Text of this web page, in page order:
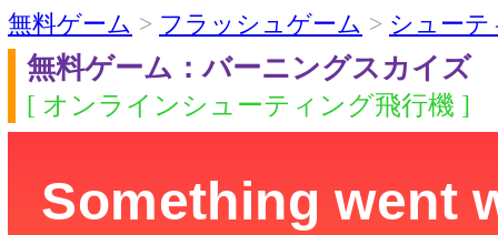
無料ゲーム > フラッシュゲーム > シューテ
無料ゲーム：バーニングスカイズ
[ オンラインシューティング飛行機 ]